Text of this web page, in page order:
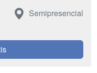
Semipresencial